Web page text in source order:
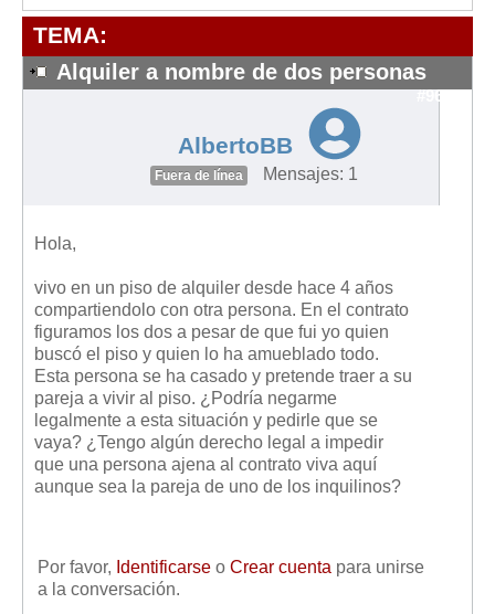
Requerimientos y comunicaciones
Formularios sobre Propiedad Horizontal
Modelos de Acta de Junta de Propietarios
Requerimientos y comunicaciones
Legislación sobre Arrendamientos Urbanos
Legislación sobre la Comunidad de Propietarios
Legislación sobre Adquisición de Vivienda en Propiedad
Legislación de interés práctico
Diccionario
Usuario
Entrar / Salir
TEMA:
Alquiler a nombre de dos personas
#9662
AlbertoBB
Fuera de línea Mensajes: 1
Hola,
vivo en un piso de alquiler desde hace 4 años
compartiendolo con otra persona. En el contrato
figuramos los dos a pesar de que fui yo quien
buscó el piso y quien lo ha amueblado todo.
Esta persona se ha casado y pretende traer a su
pareja a vivir al piso. ¿Podría negarme
legalmente a esta situación y pedirle que se
vaya? ¿Tengo algún derecho legal a impedir
que una persona ajena al contrato viva aquí
aunque sea la pareja de uno de los inquilinos?
Por favor, Identificarse o Crear cuenta para unirse
a la conversación.